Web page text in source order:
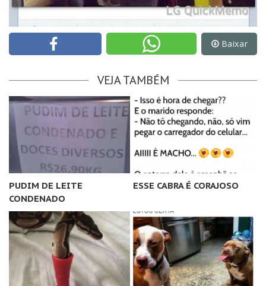
Baixar
VEJA TAMBÉM
PUDIM DE LEITE
CONDENADO
ESSE CABRA É CORAJOSO